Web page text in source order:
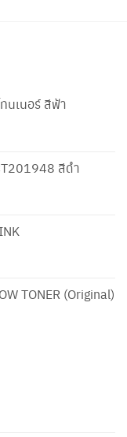
นเนอร์ สีฟ้า
สีดำ
TONER (Original)